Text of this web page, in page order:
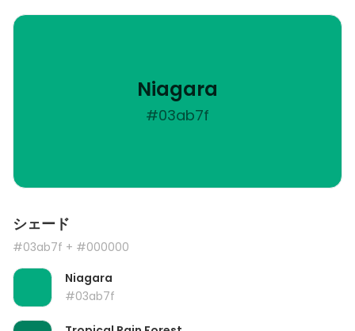
Niagara
#03ab7f
シェード
#03ab7f + #000000
Niagara
#03ab7f